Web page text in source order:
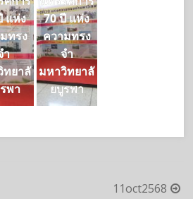
แห่ง
ทรง
ำ
ทยาลั
พา
70 ปี แห่ง
ความทรง
จำ
มหาวิทยาลั
ยบูรพา
11oct2568